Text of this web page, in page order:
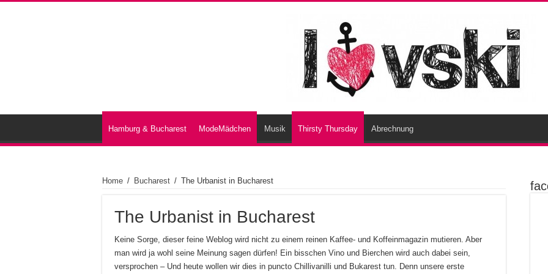
Hamburg & Bucharest ModeMädchen Musik Thirsty Thursday Abrechnung
Home / Bucharest / The Urbanist in Bucharest
The Urbanist in Bucharest
Keine Sorge, dieser feine Weblog wird nicht zu einem reinen Kaffee- und Koffeinmagazin mutieren. Aber
man wird ja wohl seine Meinung sagen dürfen! Ein bisschen Vino und Bierchen wird auch dabei sein,
versprochen – Und heute wollen wir dies in puncto Chillivanilli und Bukarest tun. Denn unsere erste